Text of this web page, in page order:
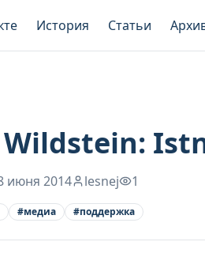
История Статьи
Wildstein:
июня 2014 lesnej 1
#медиа #поддержка